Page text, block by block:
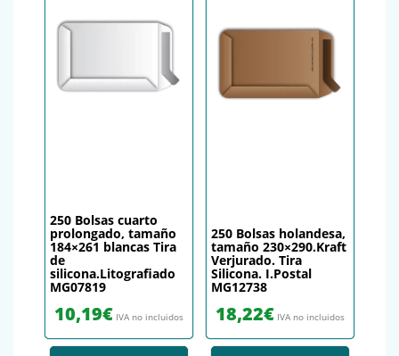
250 Bolsas cuarto
prolongado, tamaño
184×261 blancas Tira
de
silicona.Litografiado
MG07819
10,19€ IVA no incluidos
250 Bolsas holandesa,
tamaño 230×290.Kraft
Verjurado. Tira
Silicona. I.Postal
MG12738
18,22€ IVA no incluidos